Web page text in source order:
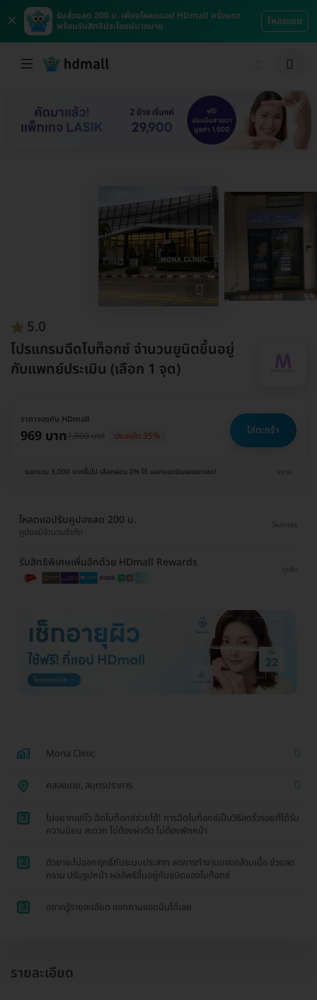
×
รับส่วนลด 200 บ. เพียงโหลดแอป HDmall ครั้งแรก
พร้อมรับสิทธิประโยชน์มากมาย
โหลดเลย
5.0
โปรแกรมฉีดโบท็อกซ์ จำนวนยูนิตขึ้นอยู่
กับแพทย์ประเมิน (เลือก 1 จุด)
ราคาจองกับ HDmall
969 บาท1,500 บาท ประหยัด 35% ใส่ตะกร้า
ยอดรวม 3,000 บาทขึ้นไป เลือกผ่อน 0% ได้ บอกแอดมินของเราเลย! ขยาย
โหลดแอปรับคูปองลด 200 บ.
คูปองมีจำนวนจำกัด
โหลดเลย
รับสิทธิพิเศษเพิ่มอีกด้วย HDmall Rewards
ดูเพิ่ม
Mona Clinic
คลองเตย, สมุทรปราการ
1
ไม่อยากแก่ไว ฉีดโบท็อกซ์ช่วยได้! การฉีดโบท็อกซ์เป็นวิธีลดริ้วรอยที่ได้รับ
ความนิยม สะดวก ไม่ต้องผ่าตัด ไม่ต้องพักหน้า
2
ตัวยาจะไปออกฤทธิ์กับระบบประสาท ลดการทำงานของกล้ามเนื้อ ช่วยลด
กราม ปรับรูปหน้า ผลลัพธ์ขึ้นอยู่กับชนิดของโบท็อกซ์
3 อยากรู้รายละเอียด แชทถามแอดมินได้เลย
รายละเอียด